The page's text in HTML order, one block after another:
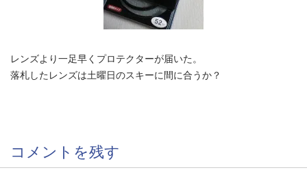
レンズより一足早くプロテクターが届いた。
落札したレンズは土曜日のスキーに間に合うか？
コメントを残す